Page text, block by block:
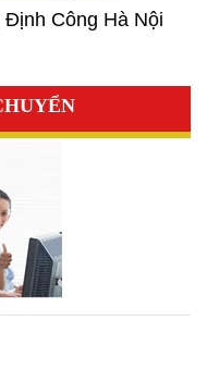
Công Hà Nội